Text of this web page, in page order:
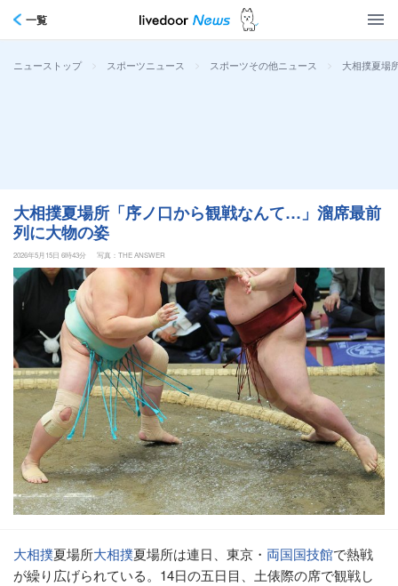
一覧
ニューストップ > スポーツニュース > スポーツその他ニュース > 大相撲夏場
大相撲夏場所「序ノ口から観戦なんて…」溜席最前
列に大物の姿
2026年5月15日 6時43分 写真：THE ANSWER
大相撲夏場所大相撲夏場所は連日、東京・ 両国国技館で熱戦
が繰り広げられている。14日の五日目、土俵際の席で観戦し